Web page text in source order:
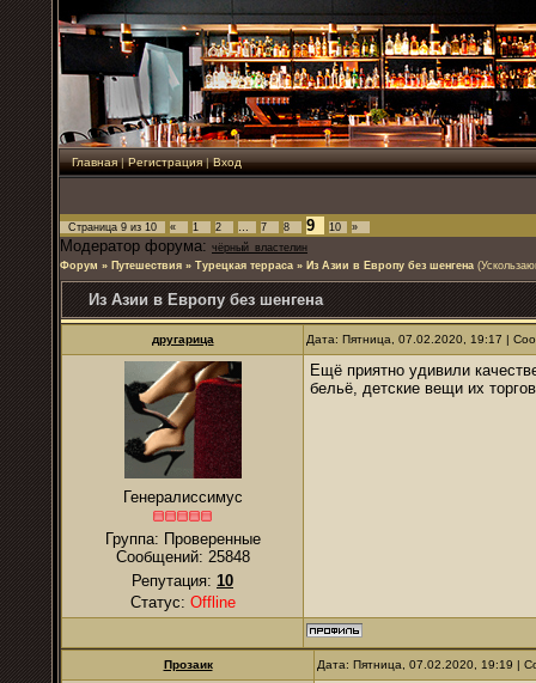
Главная|Регистрация|Вход
Страница 9 из 10 « 1 2 … 7 8 9 10 »
Модератор форума: чёрный_властелин
Форум » Путешествия » Турецкая терраса » Из Азии в Европу без шенгена
Из Азии в Европу без шенгена
другарица Дата: Пятница, 07.02.2020, 19:17 |
Генералиссимус
Группа: Проверенные
Сообщений: 25848
Репутация: 10
Статус: Offline
Ещё приятно удивили
бельё, детские вещи их
Прозаик Дата: Пятница, 07.02.2020, 19:19 |